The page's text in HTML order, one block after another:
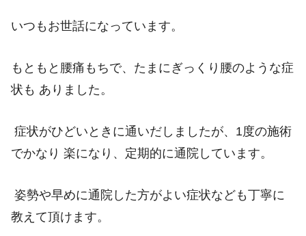
いつもお世話になっています。
もともと腰痛もちで、たまにぎっくり腰のような症
状も ありました。
症状がひどいときに通いだしましたが、1度の施術
でかなり 楽になり、定期的に通院しています。
姿勢や早めに通院した方がよい症状なども丁寧に
教えて頂けます。